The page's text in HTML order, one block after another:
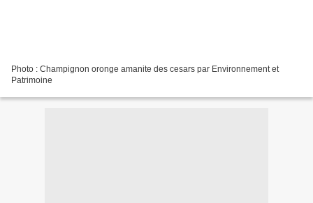
Photo : Champignon oronge amanite des cesars par Environnement et
Patrimoine